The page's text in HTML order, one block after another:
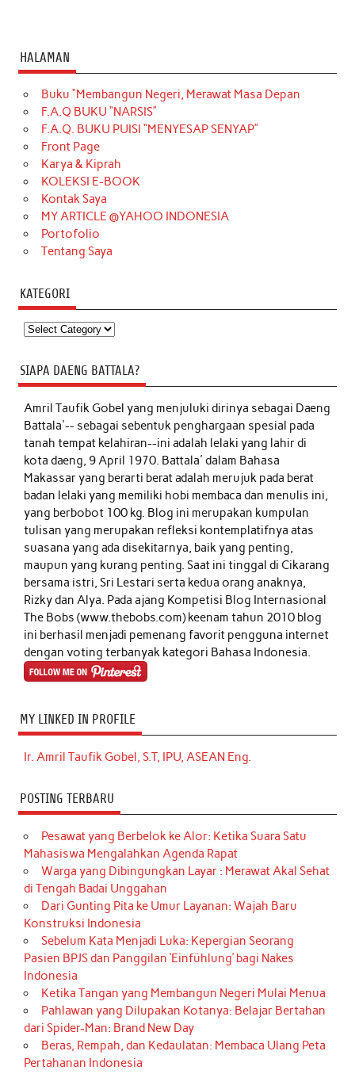
HALAMAN
Buku “Membangun Negeri, Merawat Masa Depan
F.A.Q BUKU “NARSIS”
F.A.Q. BUKU PUISI “MENYESAP SENYAP”
Front Page
Karya & Kiprah
KOLEKSI E-BOOK
Kontak Saya
MY ARTICLE @YAHOO INDONESIA
Portofolio
Tentang Saya
KATEGORI
Kategori
SIAPA DAENG BATTALA?
Amril Taufik Gobelyang menjuluki dirinya sebagai Daeng
Battala'-- sebagai sebentuk penghargaan spesial pada
tanah tempat kelahiran--ini adalah lelaki yang lahir di
kota daeng, 9 April 1970. Battala' dalam Bahasa
Makassar yang berarti berat adalah merujuk pada berat
badan lelaki yang memiliki hobi membaca dan menulis ini,
yang berbobot 100 kg. Blog ini merupakan kumpulan
tulisan yang merupakan refleksi kontemplatifnya atas
suasana yang ada disekitarnya, baik yang penting,
maupun yang kurang penting. Saat ini tinggal di Cikarang
bersama istri, Sri Lestari serta kedua orang anaknya,
Rizky dan Alya. Pada ajang Kompetisi Blog Internasional
The Bobs (www.thebobs.com) keenam tahun 2010 blog
ini berhasil menjadi pemenang favorit pengguna internet
dengan voting terbanyak kategori Bahasa Indonesia.
MY LINKED IN PROFILE
Ir. Amril Taufik Gobel, S.T, IPU, ASEAN Eng.
POSTING TERBARU
Pesawat yang Berbelok ke Alor: Ketika Suara Satu
Mahasiswa Mengalahkan Agenda Rapat
Warga yang Dibingungkan Layar : Merawat Akal Sehat
di Tengah Badai Unggahan
Dari Gunting Pita ke Umur Layanan: Wajah Baru
Konstruksi Indonesia
Sebelum Kata Menjadi Luka: Kepergian Seorang
Pasien BPJS dan Panggilan ‘Einfühlung’ bagi Nakes
Indonesia
Ketika Tangan yang Membangun Negeri Mulai Menua
Pahlawan yang Dilupakan Kotanya: Belajar Bertahan
dari Spider-Man: Brand New Day
Beras, Rempah, dan Kedaulatan: Membaca Ulang Peta
Pertahanan Indonesia